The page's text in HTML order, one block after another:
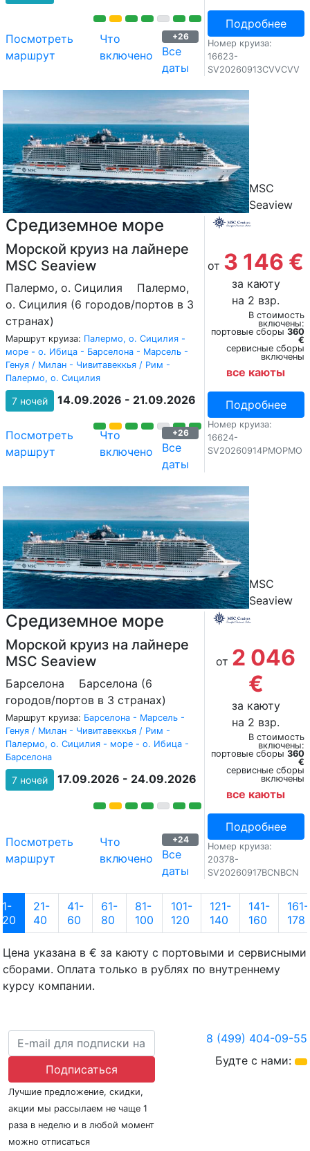
Посмотреть
маршрут
Что
включено
+26
Все
даты
Подробнее
Номер круиза:
16623-
SV20260913CVVCVV
MSC
Seaview
Средиземное море
Морской круиз на лайнере
MSC Seaview
Палермо, о. Сицилия
Палермо,
о. Сицилия (6 городов/портов в 3
странах)
Маршрут круиза: Палермо, о. Сицилия -
море - о. Ибица - Барселона - Марсель -
Генуя / Милан - Чивитавеккья / Рим -
Палермо, о. Сицилия
7 ночей 14.09.2026 - 21.09.2026
Посмотреть
маршрут
Что
включено
+26
Все
даты
от 3 146 €
за каюту
на 2 взр.
В стоимость
включены:
портовые сборы 360
€
сервисные сборы
включены
все каюты
Подробнее
Номер круиза:
16624-
SV20260914PMOPMO
MSC
Seaview
Средиземное море
Морской круиз на лайнере
MSC Seaview
Барселона
Барселона (6
городов/портов в 3 странах)
Маршрут круиза: Барселона - Марсель -
Генуя / Милан - Чивитавеккья / Рим -
Палермо, о. Сицилия - море - о. Ибица -
Барселона
7 ночей 17.09.2026 - 24.09.2026
Посмотреть
маршрут
Что
включено
+24
Все
даты
от 2 046
€
за каюту
на 2 взр.
В стоимость
включены:
портовые сборы 360
€
сервисные сборы
включены
все каюты
Подробнее
Номер круиза:
20378-
SV20260917BCNBCN
1-
20
21-
40
41-
60
61-
80
81-
100
101-
120
121-
140
141-
160
161-
178
Цена указана в € за каюту с портовыми и сервисными
сборами. Оплата только в рублях по внутреннему
курсу компании.
Подписаться
Лучшие предложение, скидки,
акции мы рассылаем не чаще 1
раза в неделю и в любой момент
можно отписаться
8 (499) 404-09-55
Будте с нами: